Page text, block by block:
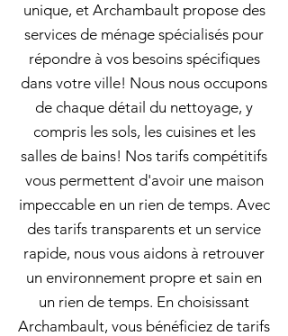
unique, et Archambault propose des
services de ménage spécialisés pour
répondre à vos besoins spécifiques
dans votre ville! Nous nous occupons
de chaque détail du nettoyage, y
compris les sols, les cuisines et les
salles de bains! Nos tarifs compétitifs
vous permettent d'avoir une maison
impeccable en un rien de temps. Avec
des tarifs transparents et un service
rapide, nous vous aidons à retrouver
un environnement propre et sain en
un rien de temps. En choisissant
Archambault, vous bénéficiez de tarifs